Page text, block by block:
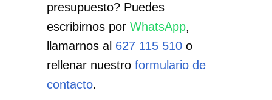
presupuesto? Puedes
escribirnos por WhatsApp,
llamarnos al 627 115 510o
rellenar nuestro formulario de
contacto.